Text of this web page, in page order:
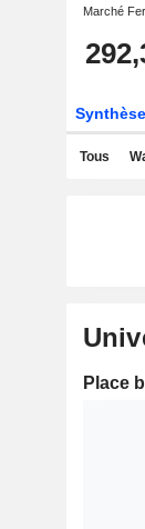
Marché
Synthèse
Tous
Place